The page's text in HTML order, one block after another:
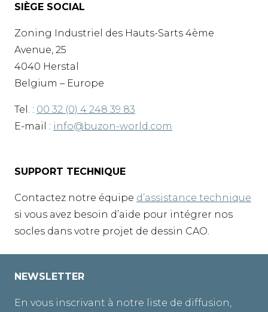
SIÈGE SOCIAL
Zoning Industriel des Hauts-Sarts 4ème
Avenue, 25
4040 Herstal
Belgium – Europe
Tel. : 00 32 (0) 4 248 39 83
E-mail : info@buzon-world.com
SUPPORT TECHNIQUE
Contactez notre équipe d’assistance technique
si vous avez besoin d’aide pour intégrer nos
socles dans votre projet de dessin CAO.
NEWSLETTER
En vous inscrivant à notre liste de diffusion,